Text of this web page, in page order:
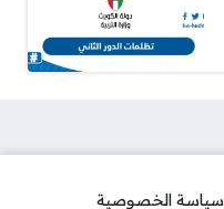
سياسة الخصوصية